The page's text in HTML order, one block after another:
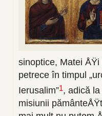
sinoptice, Matei
petrece în timpul
Ierusalim”1, adică la
misiunii